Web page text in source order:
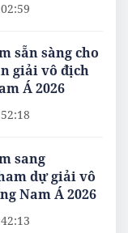
sẵn sàng cho
giải vô địch
Á 2026
sang
dự giải vô
Nam Á 2026